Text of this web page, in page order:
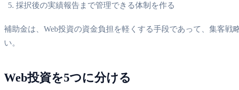
採択後の実績報告まで管理できる体制を作る
補助金は、Web投資の資金負担を軽くする手段であって、集客
い。
Web投資を5つに分ける